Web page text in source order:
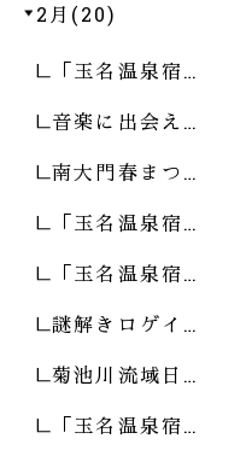
2月(20)
「玉名温泉宿…
音楽に出会え…
南大門春まつ…
「玉名温泉宿…
「玉名温泉宿…
謎解きロゲイ…
菊池川流域日…
「玉名温泉宿…